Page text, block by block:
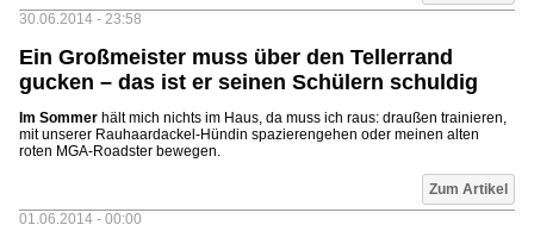
30.06.2014 - 23:58
Ein Großmeister muss über den Tellerrand
gucken – das ist er seinen Schülern schuldig
Im Sommer hält mich nichts im Haus, da muss ich raus: draußen trainieren,
mit unserer Rauhaardackel-Hündin spazierengehen oder meinen alten
roten MGA-Roadster bewegen.
Zum Artikel
01.06.2014 - 00:00